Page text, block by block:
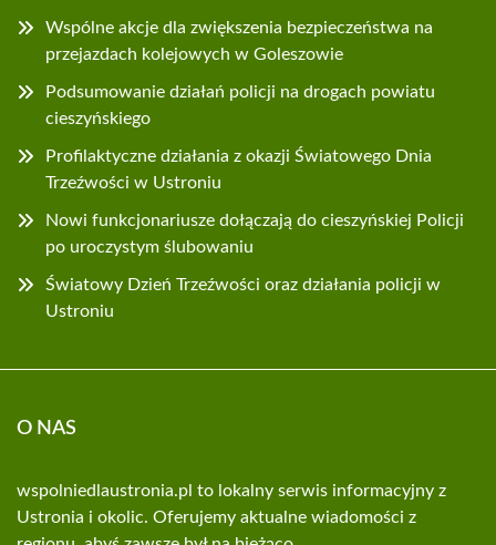
Wspólne akcje dla zwiększenia bezpieczeństwa na
przejazdach kolejowych w Goleszowie
Podsumowanie działań policji na drogach powiatu
cieszyńskiego
Profilaktyczne działania z okazji Światowego Dnia
Trzeźwości w Ustroniu
Nowi funkcjonariusze dołączają do cieszyńskiej Policji
po uroczystym ślubowaniu
Światowy Dzień Trzeźwości oraz działania policji w
Ustroniu
O NAS
wspolniedlaustronia.pl to lokalny serwis informacyjny z
Ustronia i okolic. Oferujemy aktualne wiadomości z